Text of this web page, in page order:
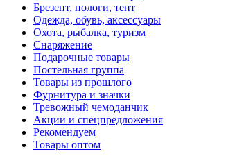
Брезент, пологи, тент
Одежда, обувь, аксессуары
Охота, рыбалка, туризм
Снаряжение
Подарочные товары
Постельная группа
Товары из прошлого
Фурнитура и значки
Тревожный чемоданчик
Акции и спецпредложения
Рекомендуем
Товары оптом